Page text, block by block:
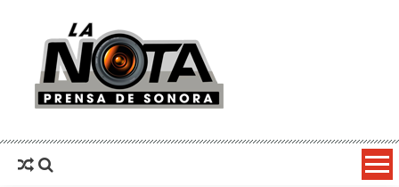
La Nota Prensa De Sonora